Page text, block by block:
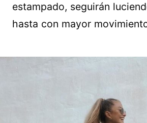
estampado, seguirán
hasta con mayor